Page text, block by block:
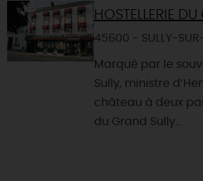
HOSTELLERIE
45600 - SULLY-
Marqué par le
Sully, ministre
château à deux
du Grand Sully...